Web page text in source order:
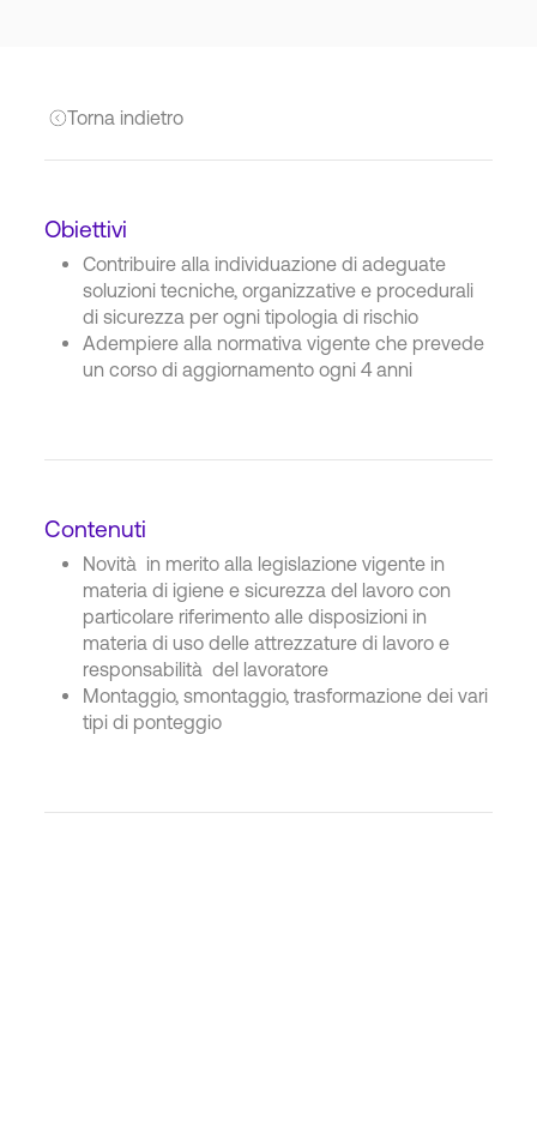
Torna indietro
Obiettivi
Contribuire alla individuazione di adeguate
soluzioni tecniche, organizzative e procedurali
di sicurezza per ogni tipologia di rischio
Adempiere alla normativa vigente che prevede
un corso di aggiornamento ogni 4 anni
Contenuti
Novità in merito alla legislazione vigente in
materia di igiene e sicurezza del lavoro con
particolare riferimento alle disposizioni in
materia di uso delle attrezzature di lavoro e
responsabilità del lavoratore
Montaggio, smontaggio, trasformazione dei vari
tipi di ponteggio